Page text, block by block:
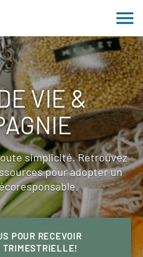
VIE &
simplicité. Retrouvez
pour adopter un
POUR RECEVOIR
TRIMESTRIELLE!